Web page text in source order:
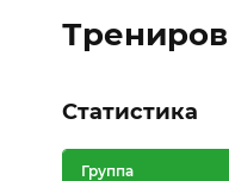
Статистика
Группа